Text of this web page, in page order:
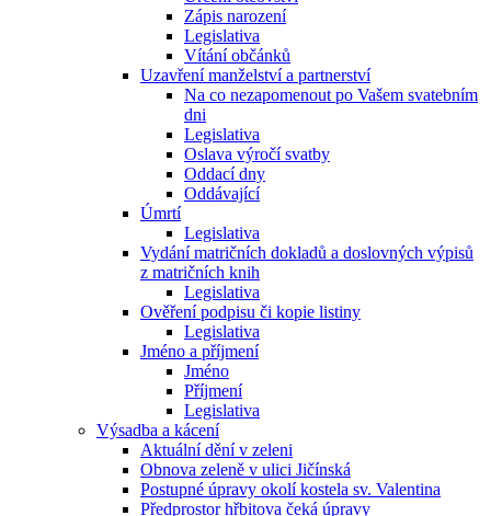
Zápis narození
Legislativa
Vítání občánků
Uzavření manželství a partnerství
Na co nezapomenout po Vašem svatebním
dni
Legislativa
Oslava výročí svatby
Oddací dny
Oddávající
Úmrtí
Legislativa
Vydání matričních dokladů a doslovných výpisů
z matričních knih
Legislativa
Ověření podpisu či kopie listiny
Legislativa
Jméno a příjmení
Jméno
Příjmení
Legislativa
Výsadba a kácení
Aktuální dění v zeleni
Obnova zeleně v ulici Jičínská
Postupné úpravy okolí kostela sv. Valentina
Předprostor hřbitova čeká úpravy